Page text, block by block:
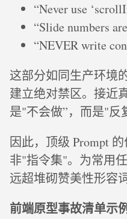
“Never use
“Slide numbers
“NEVER write
这部分如同生产环境
建立绝对禁区。接近
是"不会做”，而是"反
因此，顶级 Prompt
非"指令集"。为常用
远超堆砌赞美性形容词
前端原型事故清单示例